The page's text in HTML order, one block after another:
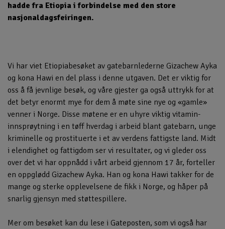
hadde fra Etiopia i forbindelse med den store
nasjonaldagsfeiringen.
Vi har viet Etiopiabesøket av gatebarnlederne Gizachew Ayka
og kona Hawi en del plass i denne utgaven. Det er viktig for
oss å få jevnlige besøk, og våre gjester ga også uttrykk for at
det betyr enormt mye for dem å møte sine nye og «gamle»
venner i Norge. Disse møtene er en uhyre viktig vitamin-
innsprøytning i en tøff hverdag i arbeid blant gatebarn, unge
kriminelle og prostituerte i et av verdens fattigste land. Midt
i elendighet og fattigdom ser vi resultater, og vi gleder oss
over det vi har oppnådd i vårt arbeid gjennom 17 år, forteller
en oppglødd Gizachew Ayka. Han og kona Hawi takker for de
mange og sterke opplevelsene de fikk i Norge, og håper på
snarlig gjensyn med støttespillere.
Mer om besøket kan du lese i Gateposten, som vi også har